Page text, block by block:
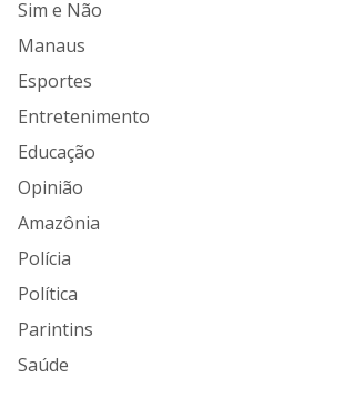
Sim e Não
Manaus
Esportes
Entretenimento
Educação
Opinião
Amazônia
Polícia
Política
Parintins
Saúde